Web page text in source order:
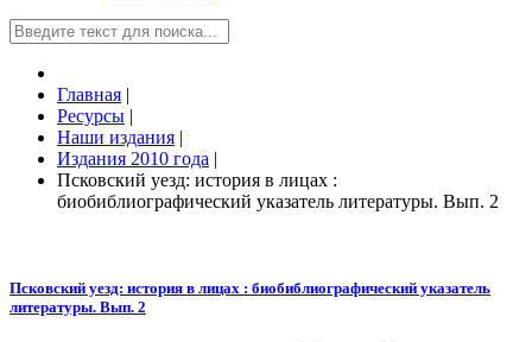
Главная |
Ресурсы |
Наши издания |
Издания 2010 года |
Псковский уезд: история в лицах :
биобиблиографический указатель литературы. Вып. 2
Псковский уезд: история в лицах : биобиблиографический указатель
литературы. Вып. 2